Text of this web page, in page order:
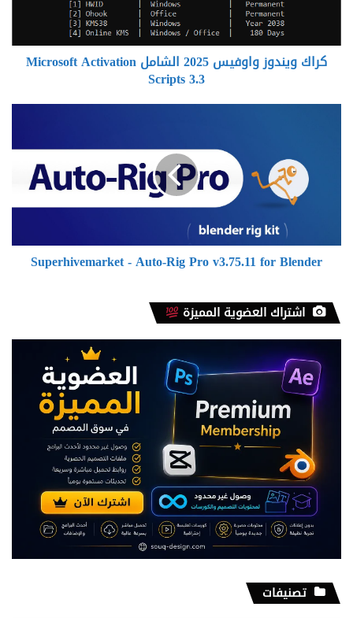
3.3
كراك ويندوز واوفيس 2025 الشامل Microsoft Activation
Scripts 3.3
v3.75.11
Superhivemarket - Auto-Rig Pro v3.75.11 for Blender
اشتراك العضوية المميزة
تصنيفات